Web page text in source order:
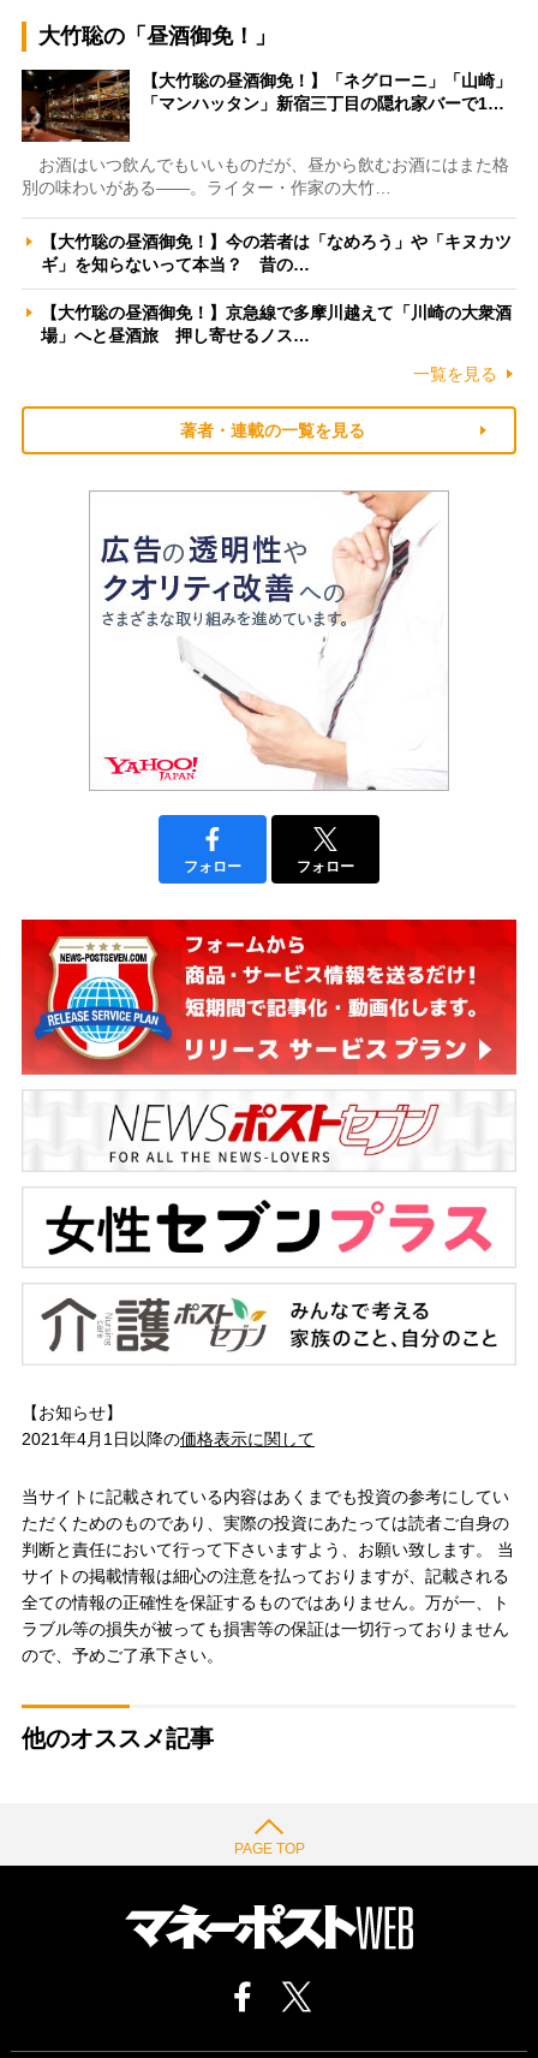
大竹聡の「昼酒御免！」
【大竹聡の昼酒御免！】「ネグローニ」「山崎」
「マンハッタン」新宿三丁目の隠れ家バーで1…
お酒はいつ飲んでもいいものだが、昼から飲むお酒にはまた格
別の味わいがある――。ライター・作家の大竹…
【大竹聡の昼酒御免！】今の若者は「なめろう」や「キヌカツ
ギ」を知らないって本当？ 昔の…
【大竹聡の昼酒御免！】京急線で多摩川越えて「川崎の大衆酒
場」へと昼酒旅 押し寄せるノス…
一覧を見る
著者・連載の一覧を見る
フォロー フォロー
【お知らせ】
2021年4月1日以降の価格表示に関して
当サイトに記載されている内容はあくまでも投資の参考にしてい
ただくためのものであり、実際の投資にあたっては読者ご自身の
判断と責任において行って下さいますよう、お願い致します。 当
サイトの掲載情報は細心の注意を払っておりますが、記載される
全ての情報の正確性を保証するものではありません。万が一、ト
ラブル等の損失が被っても損害等の保証は一切行っておりません
ので、予めご了承下さい。
他のオススメ記事
PAGE TOP